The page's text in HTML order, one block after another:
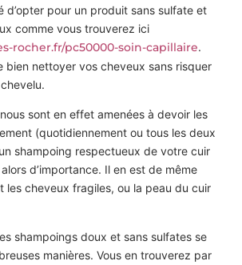
d’opter pour un produit sans sulfate et
comme vous trouverez ici
rocher.fr/pc50000-soin-capillaire.
bien nettoyer vos cheveux sans risquer
sont en effet amenées à devoir les
(quotidiennement ou tous les deux
shampoing respectueux de votre cuir
d’importance. Il en est de même
les cheveux fragiles, ou la peau du cuir
shampoings doux et sans sulfates se
manières. Vous en trouverez par